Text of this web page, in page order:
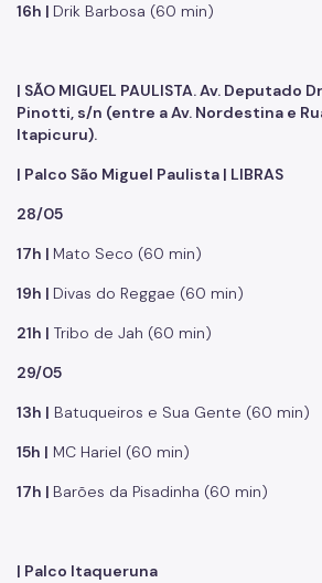
16h | Drik Barbosa (60 min)
| SÃO MIGUEL PAULISTA. Av. Deputado
Pinotti, s/n (entre a Av. Nordestina e
Itapicuru).
| Palco São Miguel Paulista | LIBRAS
28/05
17h | Mato Seco (60 min)
19h | Divas do Reggae (60 min)
21h | Tribo de Jah (60 min)
29/05
13h | Batuqueiros e Sua Gente (60 min)
15h | MC Hariel (60 min)
17h | Barões da Pisadinha (60 min)
| Palco Itaqueruna